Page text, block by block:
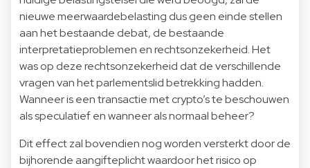
nieuwe meerwaardebelasting dus geen einde stellen
aan het bestaande debat, de bestaande
interpretatieproblemen en rechtsonzekerheid. Het
was op deze rechtsonzekerheid dat de verschillende
vragen van het parlementslid betrekking hadden.
Wanneer is een transactie met crypto’s te beschouwen
als speculatief en wanneer als normaal beheer?
Dit effect zal bovendien nog worden versterkt door de
bijhorende aangifteplicht waardoor het risico op